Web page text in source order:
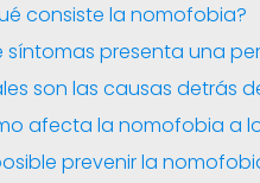
consiste la nomofobia?
síntomas presenta una
son las causas detrás
afecta la nomofobia a
prevenir la